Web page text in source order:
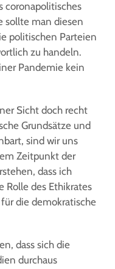
coronapolitisches
sollte man diesen
politischen Parteien
zu handeln.
Pandemie kein
Sicht doch recht
Grundsätze und
sind wir uns
Zeitpunkt der
dass ich
Rolle des Ethikrates
die demokratische
dass sich die
durchaus